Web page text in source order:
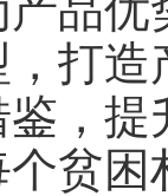
，打
鉴，
贫困